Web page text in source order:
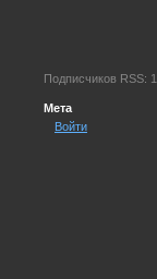
Подписчиков RSS:
Мета
Войти